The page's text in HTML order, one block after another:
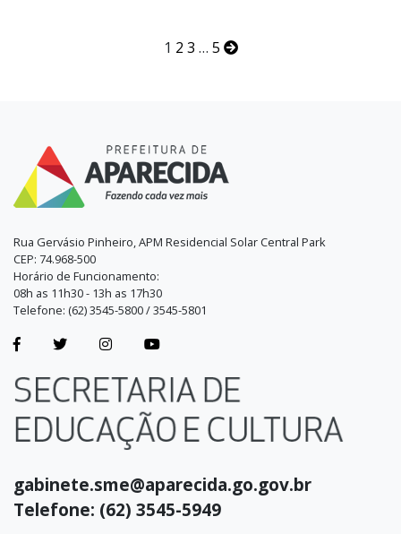
1 2 3 … 5
Rua Gervásio Pinheiro, APM Residencial Solar Central Park
CEP: 74.968-500
Horário de Funcionamento:
08h as 11h30 - 13h as 17h30
Telefone: (62) 3545-5800 / 3545-5801
gabinete.sme@aparecida.go.gov.br
Telefone: (62) 3545-5949